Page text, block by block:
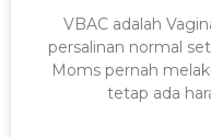
VBAC adalah
persalinan normal
Moms pernah
tetap ada